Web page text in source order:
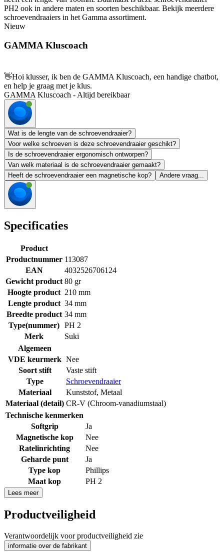
PH2 ook in andere maten en soorten beschikbaar. Bekijk meerdere
schroevendraaiers in het Gamma assortiment.
Nieuw
GAMMA Kluscoach
👋Hoi klusser, ik ben de GAMMA Kluscoach, een handige chatbot,
en help je graag met je klus.
GAMMA Kluscoach - Altijd bereikbaar
Wat is de lengte van de schroevendraaier?
Voor welke schroeven is deze schroevendraaier geschikt?
Is de schroevendraaier ergonomisch ontworpen?
Van welk materiaal is de schroevendraaier gemaakt?
Heeft de schroevendraaier een magnetische kop?
Andere vraag...
Specificaties
Product
Productnummer 113087
EAN
4032526706124
Gewicht product 80 gr
Hoogte product 210 mm
Lengte product 34 mm
Breedte product 34 mm
Type(nummer) PH 2
Merk
Suki
Algemeen
VDE keurmerk Nee
Soort stift
Vaste stift
Type
Schroevendraaier
Materiaal
Kunststof, Metaal
Materiaal (detail) CR-V (Chroom-vanadiumstaal)
Technische kenmerken
Softgrip
Ja
Magnetische kop
Nee
Ratelinrichting
Nee
Geharde punt
Ja
Type kop
Phillips
Maat kop
PH 2
Lees meer
Productveiligheid
Verantwoordelijk voor productveiligheid zie
informatie over de fabrikant